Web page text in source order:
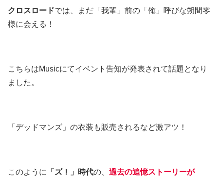
クロスロードでは、まだ「我輩」前の「俺」呼びな朔間零
様に会える！
こちらはMusicにてイベント告知が発表されて話題となり
ました。
「デッドマンズ」の衣装も販売されるなど激アツ！
このように 「ズ！」時代の、 過去の追憶ストーリーが